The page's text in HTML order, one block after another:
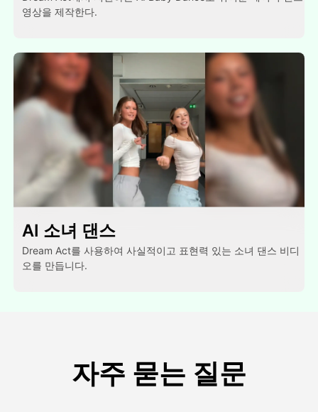
영상을 제작한다.
AI 소녀 댄스
Dream Act를 사용하여 사실적이고 표현력 있는 소녀 댄스 비디
오를 만듭니다.
자주 묻는 질문